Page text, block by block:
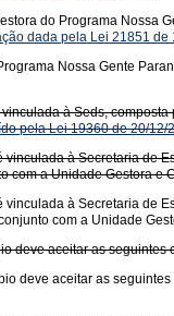
do Programa Nossa
dada pela Lei 21851 de
Nossa Gente
à Seds,
pela Lei 19360 de 20/12/
à Secretaria de
com a Unidade Gestora e
à Secretaria de
com a Unidade
deve aceitar as
deve aceitar as